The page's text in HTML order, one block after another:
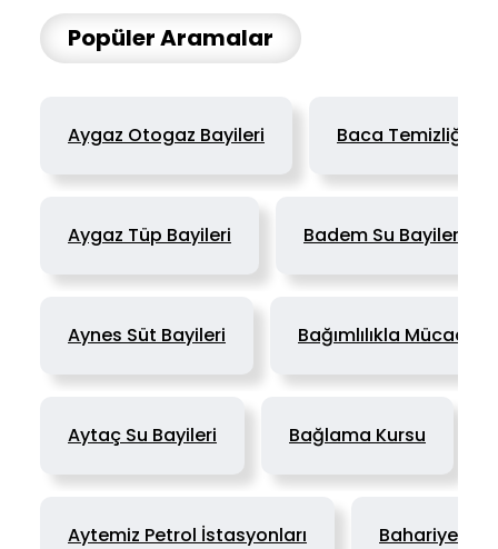
Popüler Aramalar
Aygaz Otogaz Bayileri Baca Temizliği -
Aygaz Tüp Bayileri Badem Su Bayileri
Aynes Süt Bayileri Bağımlılıkla
Aytaç Su Bayileri Bağlama Kursu
Aytemiz Petrol İstasyonları Bahariye Halı